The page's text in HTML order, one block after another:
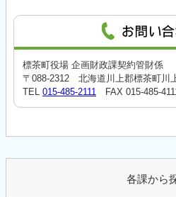
標茶町役場 企画財政課契約管財係
〒088-2312 北海道川上郡標茶町川
TEL 015-485-2111 FAX 015-485-
各課から